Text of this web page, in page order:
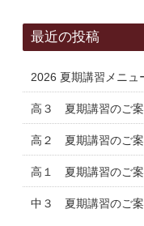
最近の投稿
2026 夏期講習メニュ
高３ 夏期講習のご
高２ 夏期講習のご
高１ 夏期講習のご
中３ 夏期講習のご